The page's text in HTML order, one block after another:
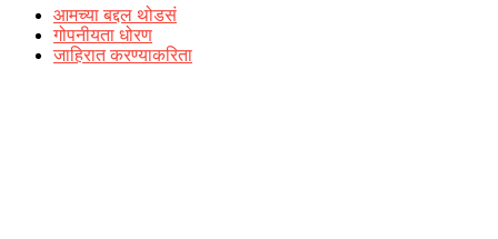
आमच्या बद्दल थोडसं
गोपनीयता धोरण
जाहिरात करण्याकरिता